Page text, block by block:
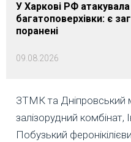
У Харкові РФ атакувала
багатоповерхівки: є
поранені
09.08.2026
ЗТМК та Дніпровський
залізорудний комбінат,
Побузький